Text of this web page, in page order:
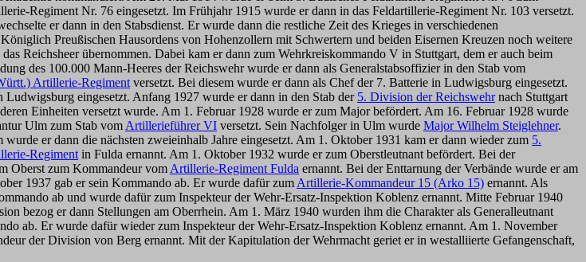
Regiment Nr. 76 eingesetzt. Im Frühjahr 1915 wurde er dann in das Feldartillerie-Regiment Nr. 103 versetzt.
er dann in den Stabsdienst. Er wurde dann die restliche Zeit des Krieges in verschiedenen
Preußischen Hausordens von Hohenzollern mit Schwertern und beiden Eisernen Kreuzen noch weitere
Reichsheer übernommen. Dabei kam er dann zum Wehrkreiskommando V in Stuttgart, dem er auch beim
des 100.000 Mann-Heeres der Reichswehr wurde er dann als Generalstabsoffizier in den Stab vom
Artillerie-Regiment versetzt. Bei diesem wurde er dann als Chef der 7. Batterie in Ludwigsburg eingesetzt.
Ludwigsburg eingesetzt. Anfang 1927 wurde er dann in den Stab der 5. Division der Reichswehrnach Stuttgart
Einheiten versetzt wurde. Am 1. Februar 1928 wurde er zum Major befördert. Am 16. Februar 1928 wurde
Ulm zum Stab vom Artillerieführer VI versetzt. Sein Nachfolger in Ulm wurde Major Wilhelm Steiglehner.
wurde er dann die nächsten zweieinhalb Jahre eingesetzt. Am 1. Oktober 1931 kam er dann wieder zum 5.
Regiment in Fulda ernannt. Am 1. Oktober 1932 wurde er zum Oberstleutnant befördert. Bei der
Oberst zum Kommandeur vom Artillerie-Regiment Fulda ernannt. Bei der Enttarnung der Verbände wurde er am
1937 gab er sein Kommando ab. Er wurde dafür zum Artillerie-Kommandeur 15 (Arko 15) ernannt. Als
ab und wurde dafür zum Inspekteur der Wehr-Ersatz-Inspektion Koblenz ernannt. Mitte Februar 1940
bezog er dann Stellungen am Oberrhein. Am 1. März 1940 wurden ihm die Charakter als Generalleutnant
ab. Er wurde dafür wieder zum Inspekteur der Wehr-Ersatz-Inspektion Koblenz ernannt. Am 1. November
der Division von Berg ernannt. Mit der Kapitulation der Wehrmacht geriet er in westalliierte Gefangenschaft,